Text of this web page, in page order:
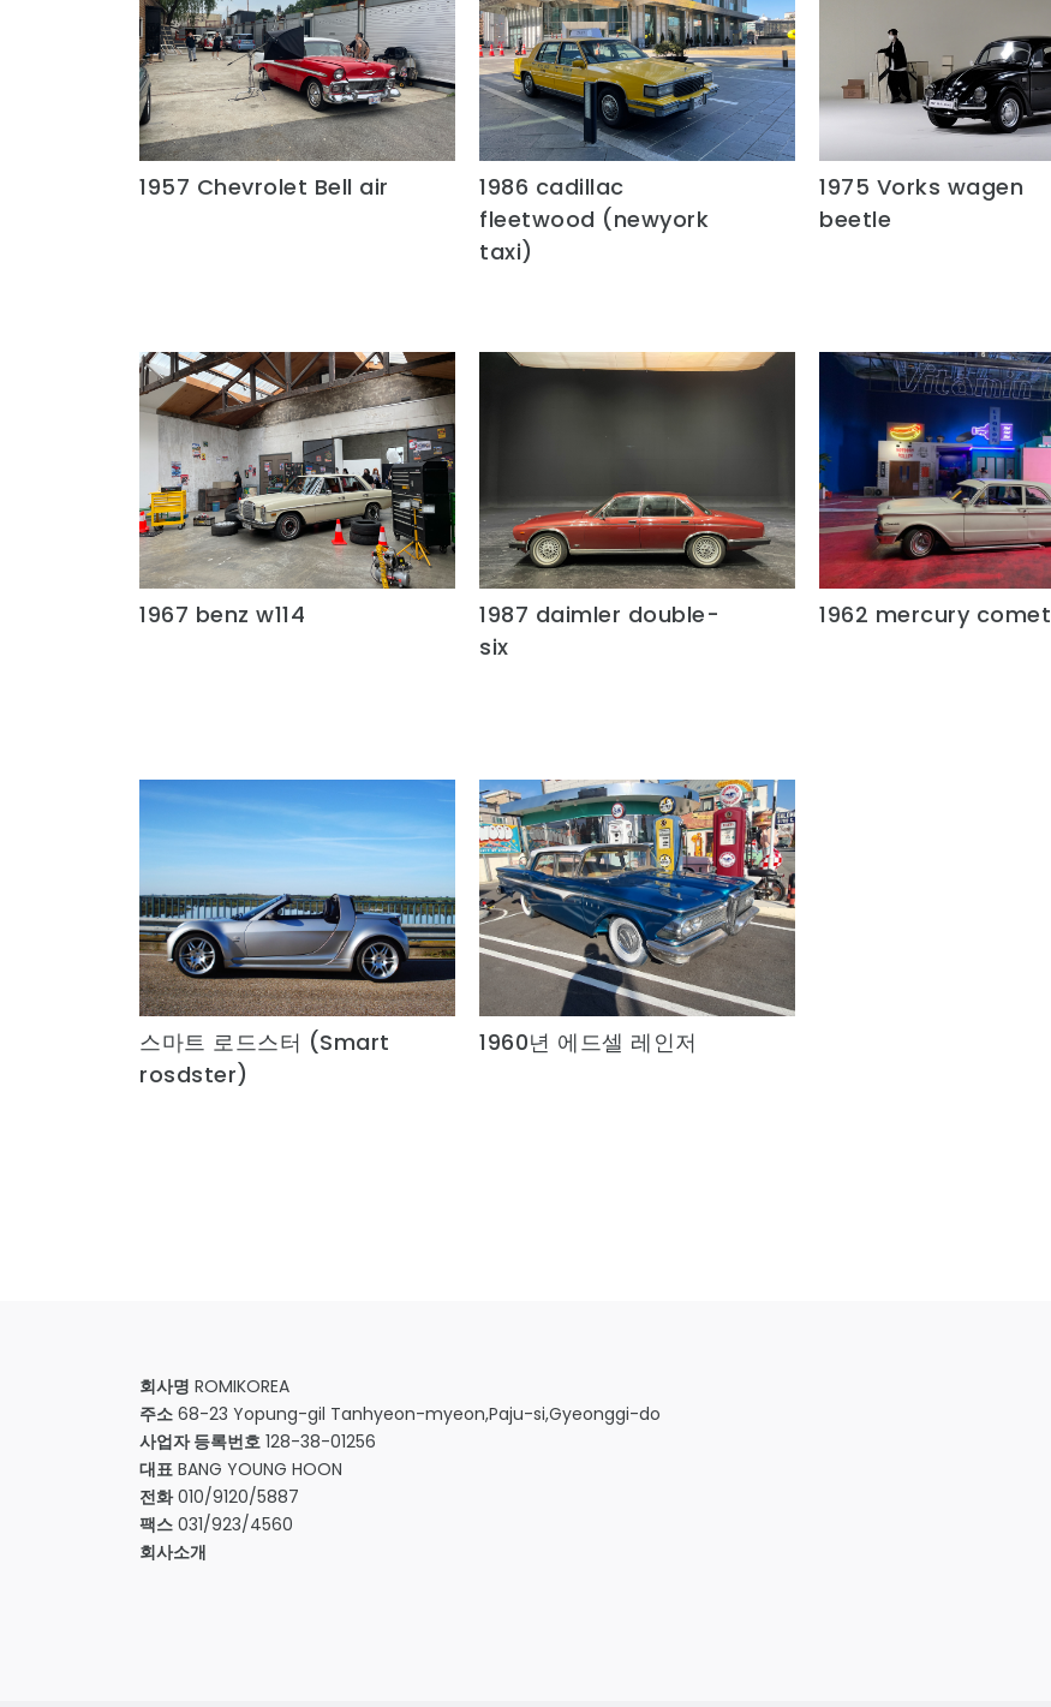
Quick View
1957 Chevrolet Bell air Quick View
1986 cadillac
fleetwood (newyork
taxi)
Quick View
1975 Vorks wagen
beetle
Quick View
1967 benz w114 Quick View
1987 daimler double-
six
Quick View
1962 mercury comet
Quick View
스마트 로드스터 (Smart
rosdster)
Quick View
1960년 에드셀 레인저
회사명 ROMIKOREA
주소 68-23 Yopung-gil Tanhyeon-myeon,Paju-si,Gyeonggi-do
사업자 등록번호 128-38-01256
대표 BANG YOUNG HOON
전화010/9120/5887
팩스 031/923/4560
회사소개